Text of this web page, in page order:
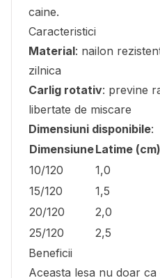
caine.
Caracteristici
Material: nailon
zilnica
Carlig rotativ: previne
libertate de miscare
Dimensiuni disponibile:
DimensiuneLatime (cm)
10/120
1,0
15/120
1,5
20/120
2,0
25/120
2,5
Beneficii
Aceasta lesa nu doar